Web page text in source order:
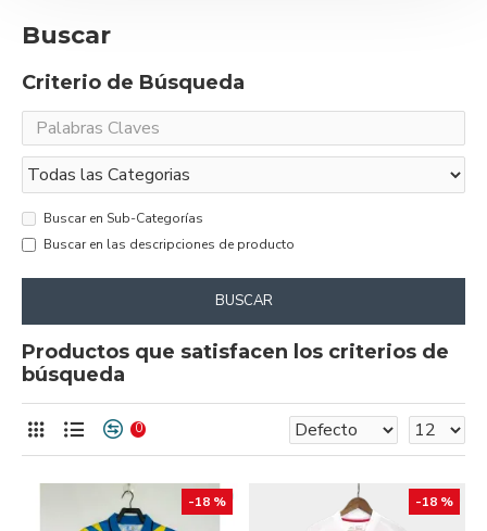
Buscar
Criterio de Búsqueda
Buscar en Sub-Categorías
Buscar en las descripciones de producto
BUSCAR
Productos que satisfacen los criterios de
búsqueda
0
-18 % -18 %